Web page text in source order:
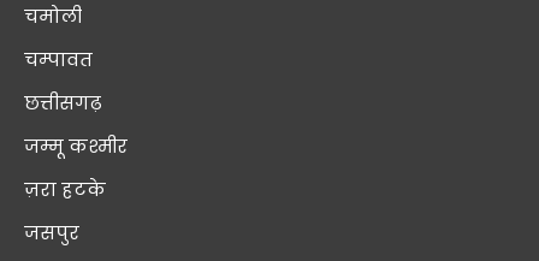
चमोली
चम्पावत
छत्तीसगढ़
जम्मू कश्मीर
ज़रा हटके
जसपुर